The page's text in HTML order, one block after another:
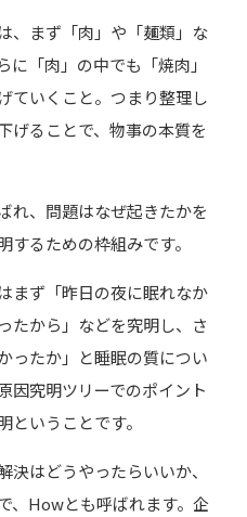
、まず「肉」や「麺類」な
「肉」の中でも「焼肉」
ていくこと。つまり整理し
げることで、物事の本質を
れ、問題はなぜ起きたかを
るための枠組みです。
まず「昨日の夜に眠れなか
たから」などを究明し、さ
ったか」と睡眠の質につい
因究明ツリーでのポイント
ということです。
はどうやったらいいか、
、Howとも呼ばれます。企